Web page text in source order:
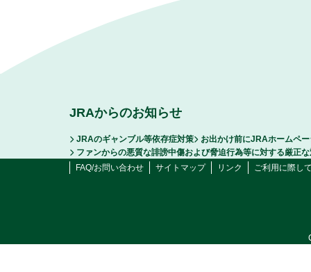
JRAからのお知らせ
JRAのギャンブル等依存症対策
お出かけ前にJRAホームペ
ファンからの悪質な誹謗中傷および脅迫行為等に対する厳正
FAQ/お問い合わせ
サイトマップ リンク ご利用に際し